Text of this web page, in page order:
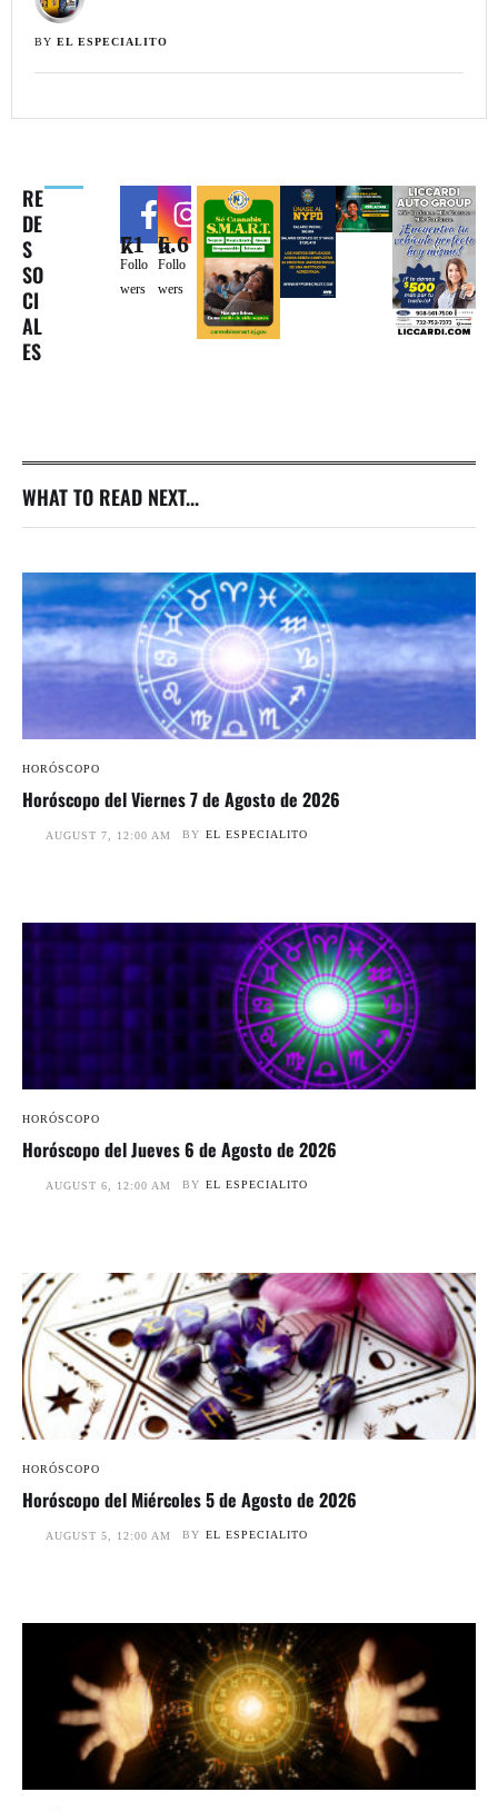
BY EL ESPECIALITO
RE
DE
S
SO
CI
AL
ES
71k
Follo
wers
6.6k
Follo
wers
WHAT TO READ NEXT...
HORÓSCOPO
Horóscopo del Viernes 7 de Agosto de 2026
AUGUST 7, 12:00 AM BY EL ESPECIALITO
HORÓSCOPO
Horóscopo del Jueves 6 de Agosto de 2026
AUGUST 6, 12:00 AM BY EL ESPECIALITO
HORÓSCOPO
Horóscopo del Miércoles 5 de Agosto de 2026
AUGUST 5, 12:00 AM BY EL ESPECIALITO